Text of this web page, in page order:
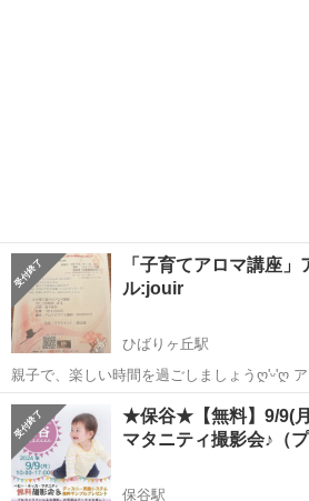
「子育てアロマ講座
ル:jouir
ひばりヶ丘駅
親子で、楽しい時間を過ごしましょうღ'ᵕ'ღ ア
活にアロマの癒しを取り入れて、健康対策を
100%ピュアなアロマオイルを使用します。
タニカル協会 アロマクラフ...
東京 西東京市 ひばりヶ丘駅 育児
★保谷★【無料】9/9(
マタニティ撮影会♪（
保谷駅